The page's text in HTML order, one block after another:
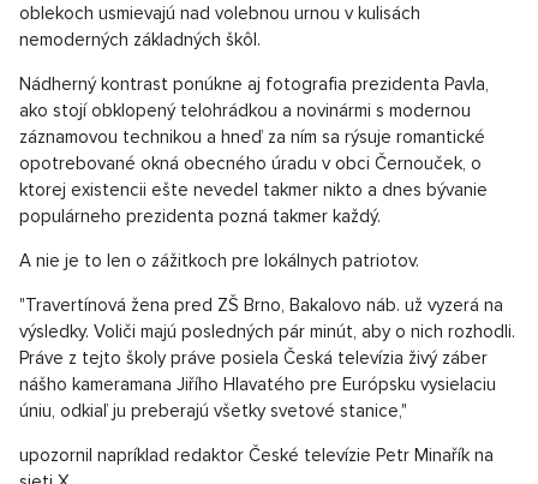
oblekoch usmievajú nad volebnou urnou v kulisách
nemoderných základných škôl.
Nádherný kontrast ponúkne aj fotografia prezidenta Pavla,
ako stojí obklopený telohrádkou a novinármi s modernou
záznamovou technikou a hneď za ním sa rýsuje romantické
opotrebované okná obecného úradu v obci Černouček, o
ktorej existencii ešte nevedel takmer nikto a dnes bývanie
populárneho prezidenta pozná takmer každý.
A nie je to len o zážitkoch pre lokálnych patriotov.
"Travertínová žena pred ZŠ Brno, Bakalovo náb. už vyzerá na
výsledky. Voliči majú posledných pár minút, aby o nich rozhodli.
Práve z tejto školy práve posiela Česká televízia živý záber
nášho kameramana Jiřího Hlavatého pre Európsku vysielaciu
úniu, odkiaľ ju preberajú všetky svetové stanice,"
upozornil napríklad redaktor České televízie Petr Minařík na